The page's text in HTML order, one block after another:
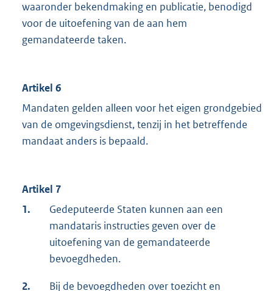
waaronder bekendmaking en publicatie, benodigd
voor de uitoefening van de aan hem
gemandateerde taken.
Artikel 6
Mandaten gelden alleen voor het eigen grondgebied
van de omgevingsdienst, tenzij in het betreffende
mandaat anders is bepaald.
Artikel 7
1.
Gedeputeerde Staten kunnen aan een
mandataris instructies geven over de
uitoefening van de gemandateerde
bevoegdheden.
2. Bij de bevoegdheden over toezicht en